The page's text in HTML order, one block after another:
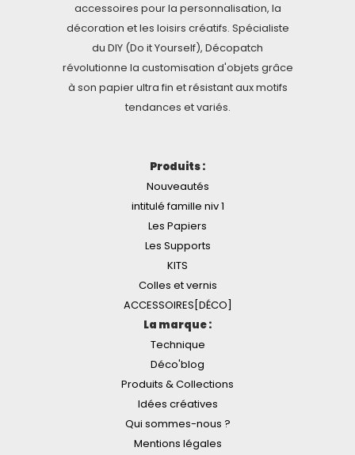
accessoires pour la personnalisation, la
décoration et les loisirs créatifs. Spécialiste
du DIY (Do it Yourself), Décopatch
révolutionne la customisation d'objets grâce
à son papier ultra fin et résistant aux motifs
tendances et variés.
Produits :
Nouveautés
intitulé famille niv 1
Les Papiers
Les Supports
KITS
Colles et vernis
ACCESSOIRES[DÉCO]
La marque :
Technique
Déco'blog
Produits & Collections
Idées créatives
Qui sommes-nous ?
Mentions légales